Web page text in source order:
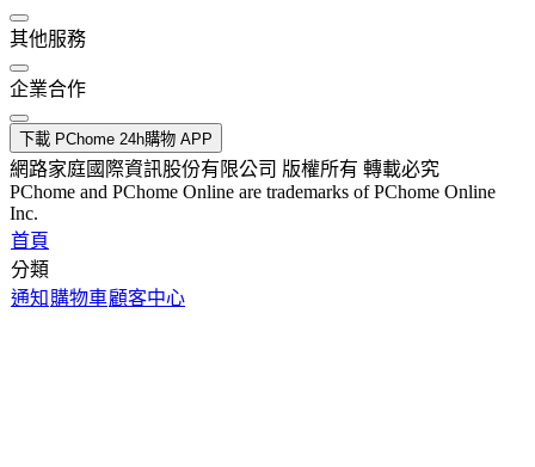
其他服務
企業合作
下載 PChome 24h購物 APP
網路家庭國際資訊股份有限公司 版權所有 轉載必究
PChome and PChome Online are trademarks of PChome Online
Inc.
首頁
分類
通知 購物車顧客中心